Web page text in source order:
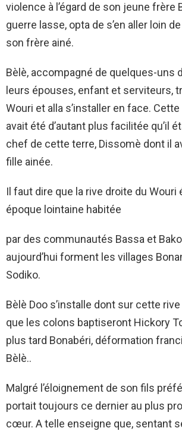
violence à l’égard de son jeune frère
guerre lasse, opta de s’en aller loin
son frère ainé.
Bèlè, accompagné de quelques-uns
leurs épouses, enfant et serviteurs,
Wouri et alla s’installer en face.
avait été d’autant plus facilitée qu’il
chef de cette terre, Dissomè dont il
fille ainée.
Il faut dire que la rive droite du Wouri
époque lointaine habitée
par des communautés Bassa et
aujourd’hui forment les villages
Sodiko.
Bèlè Doo s’installe dont sur cette
que les colons baptiseront Hickory
plus tard Bonabéri, déformation
Bèlè..
Malgré l’éloignement de son fils
portait toujours ce dernier au plus
cœur. A telle enseigne que, sentant